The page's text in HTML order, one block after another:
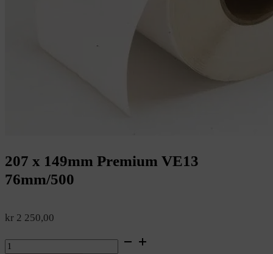
207 x 149mm Premium VE13
76mm/500
kr 2 250,00
207